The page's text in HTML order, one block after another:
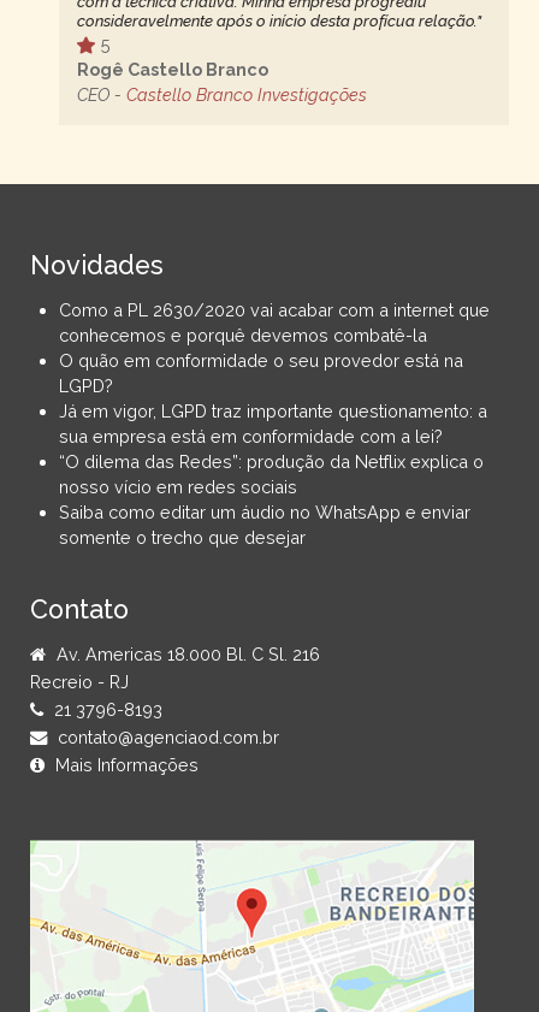
consideravelmente após o início desta profícua relação."
5
Rogê Castello Branco
CEO - Castello Branco Investigações
Novidades
Como a PL 2630/2020 vai acabar com a internet que
conhecemos e porquê devemos combatê-la
O quão em conformidade o seu provedor está na
LGPD?
Já em vigor, LGPD traz importante questionamento: a
sua empresa está em conformidade com a lei?
“O dilema das Redes”: produção da Netflix explica o
nosso vício em redes sociais
Saiba como editar um áudio no WhatsApp e enviar
somente o trecho que desejar
Contato
Av. Americas 18.000 Bl. C Sl. 216
Recreio - RJ
21 3796-8193
contato@agenciaod.com.br
Mais Informações